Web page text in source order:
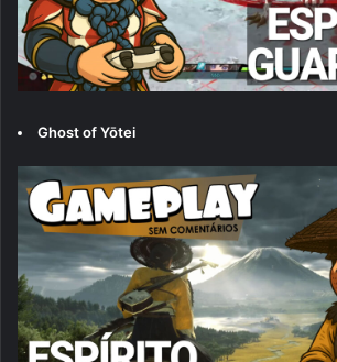
Ghost of Yōtei